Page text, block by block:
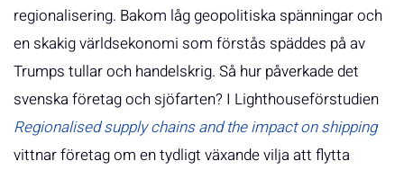
regionalisering. Bakom låg geopolitiska spänningar och
en skakig världsekonomi som förstås späddes på av
Trumps tullar och handelskrig. Så hur påverkade det
svenska företag och sjöfarten? I Lighthouseförstudien
Regionalised supply chains and the impact on shipping
vittnar företag om en tydligt växande vilja att flytta